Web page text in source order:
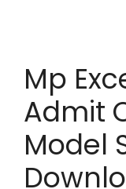
Mp
Admit
Model